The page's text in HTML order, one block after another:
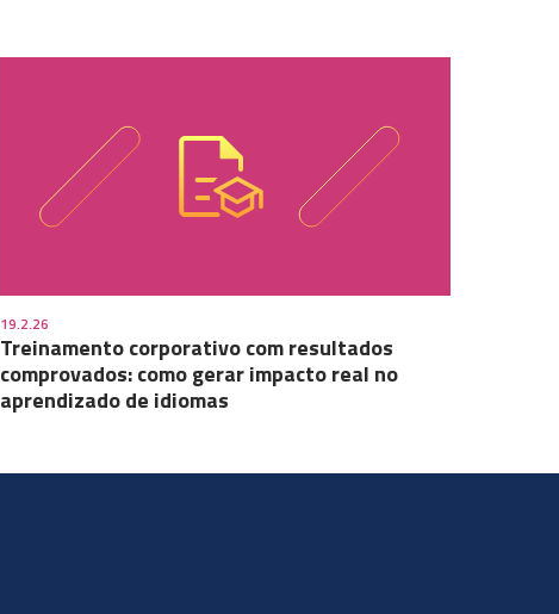
19.2.26
Treinamento corporativo com resultados
comprovados: como gerar impacto real no
aprendizado de idiomas